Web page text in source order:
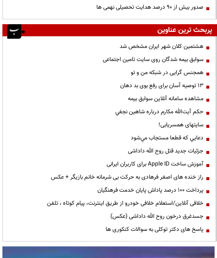
صدور بیش از ۹۰ درصد هدایت تحصیلی نهمی ها
پربحث ترین عناوین
هشتمین کلان شهر ایران مشخص شد
سوابق بیمه شدگان روی سایت تامین اجتماعی
همجنس گرایی در شبکه من و تو
13 توصیه آسان برای رفع بوی بد دهان
مشاهده سامانه آنلاين سوابق بیمه
حكم آيت‌الله مكارم درباره شاهين نجفي
سایتهای همسریابی!
دعايي كه قطعا مستجاب مي‌شود
جزئیات جدید قتل روح الله داداشی
آموزش ساخت Apple ID برای کاربران ایرانی
راز خنده های اصغر فرهادی به حرکت بی شرمانه خانم بازیگر + عکس
پرداخت ۱۰۰ درصد پاداش پایان خدمت فرهنگیان
خلافی آنلاین/استعلام خلافی خودرو از طریق اینترنت، پیام کوتاه ، تلفن
جسدغرق درخون روح الله داداشی (عکس)
پاسخ های دکتر توکلی به سوالات کنکوری ها